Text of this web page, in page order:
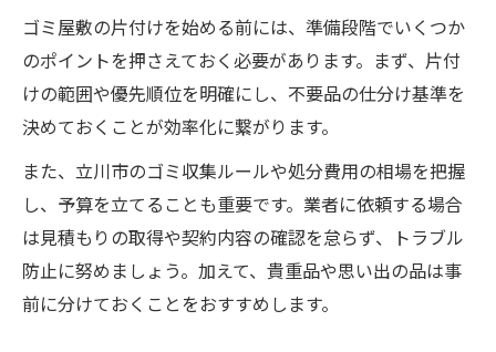
ゴミ屋敷の片付けを始める前には、準備段階でいくつか
のポイントを押さえておく必要があります。まず、片付
けの範囲や優先順位を明確にし、不要品の仕分け基準を
決めておくことが効率化に繋がります。
また、立川市のゴミ収集ルールや処分費用の相場を把握
し、予算を立てることも重要です。業者に依頼する場合
は見積もりの取得や契約内容の確認を怠らず、トラブル
防止に努めましょう。加えて、貴重品や思い出の品は事
前に分けておくことをおすすめします。